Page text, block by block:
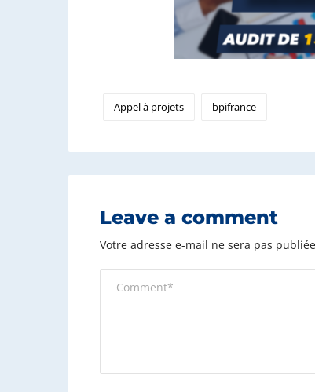
Appel à projets bpifrance
Leave a comment
Votre adresse e-mail ne sera pas